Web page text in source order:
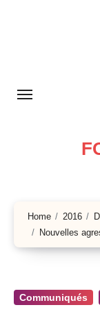
Home 2016
Nouvelles
Communiqués